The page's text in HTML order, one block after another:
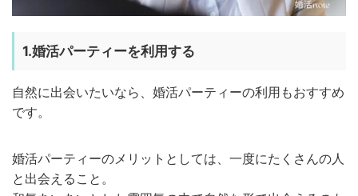
1.婚活パーティーを利用する
自然に出会いたいなら、婚活パーティーの利用もおすすめ
です。
婚活パーティーのメリットとしては、一度にたくさんの人
と出会えること。